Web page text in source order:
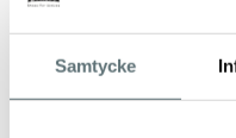
Samtycke